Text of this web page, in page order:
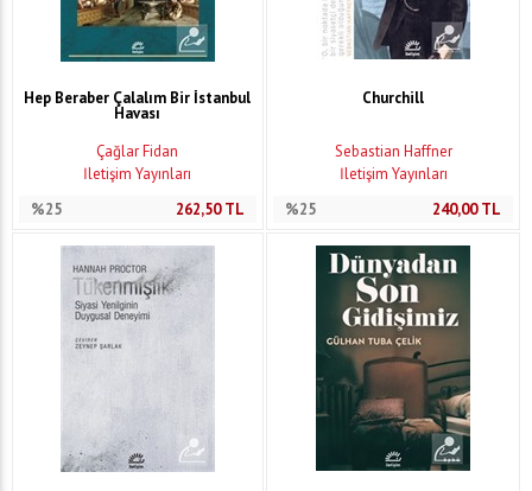
Hep Beraber Çalalım Bir İstanbul
Havası
Çağlar Fidan
İletişim Yayınları
%25
262,50TL
Churchill
Sebastian Haffner
İletişim Yayınları
%25
240,00TL